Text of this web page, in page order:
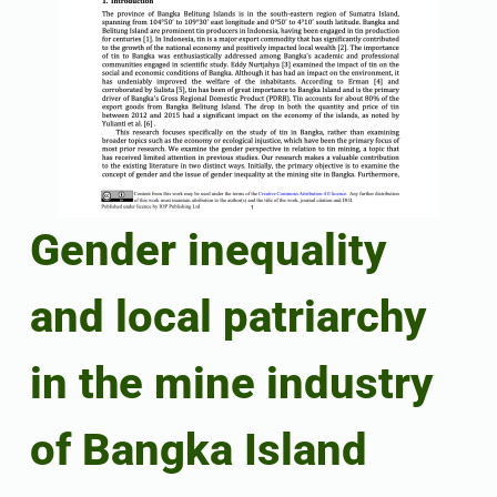
Gender inequality
and local patriarchy
in the mine industry
of Bangka Island